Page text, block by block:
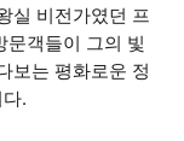
실 비전가였던 프
문객들이 그의 빛
보는 평화로운 정
.